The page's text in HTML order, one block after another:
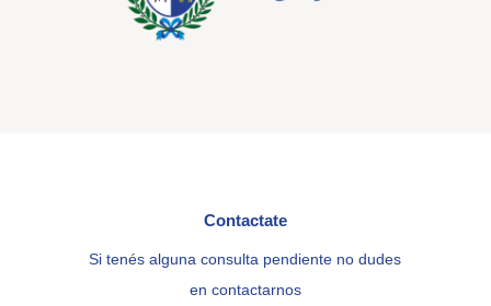
Contactate
Si tenés alguna consulta pendiente no dudes
en contactarnos